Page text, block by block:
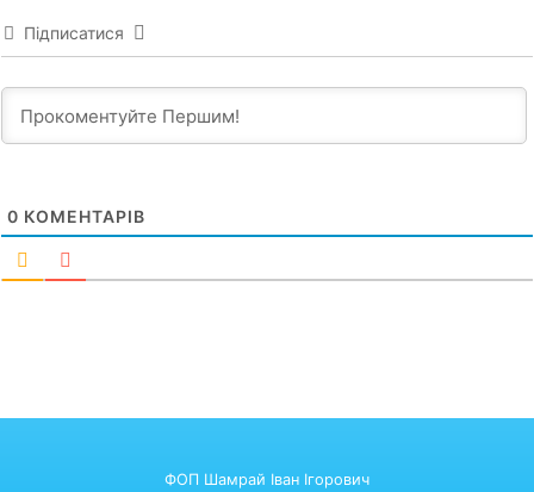
Підписатися
0 КОМЕНТАРІВ
ФОП Шамрай Іван Ігорович